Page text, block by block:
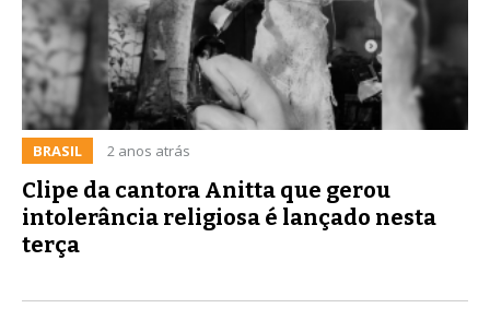
BRASIL 2 anos atrás
Clipe da cantora Anitta que gerou
intolerância religiosa é lançado nesta
terça